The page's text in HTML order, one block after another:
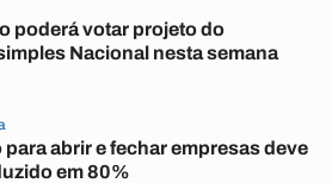
poderá votar projeto do
Nacional nesta semana
para abrir e fechar empresas deve
em 80%